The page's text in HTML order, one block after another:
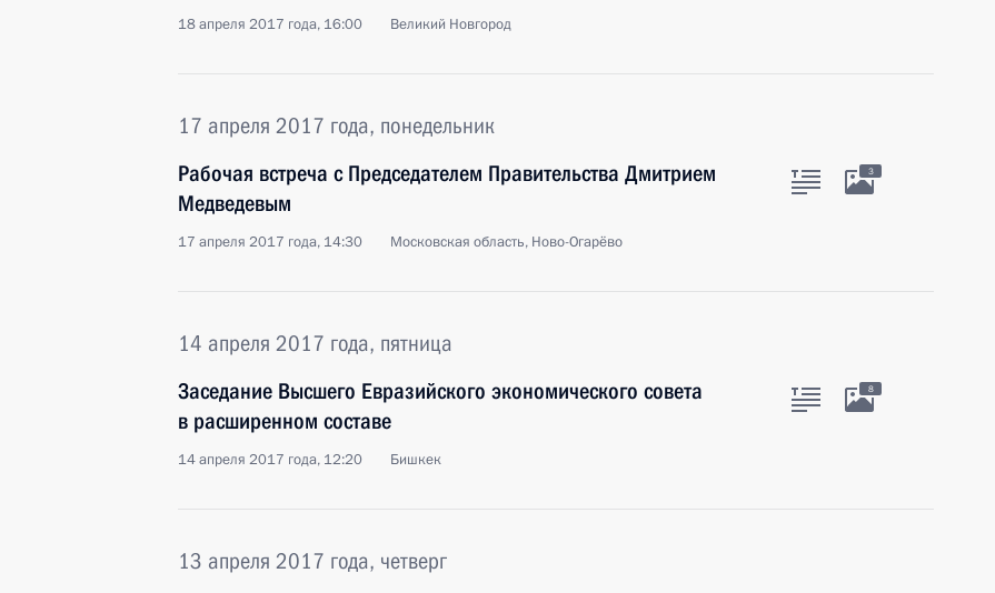
18 апреля 2017 года, 16:00 Великий Новгород
17 апреля 2017 года, понедельник
Рабочая встреча с Председателем Правительства Дмитрием
Медведевым
17 апреля 2017 года, 14:30 Московская область, Ново-Огарёво
3
14 апреля 2017 года, пятница
Заседание Высшего Евразийского экономического совета
в расширенном составе
14 апреля 2017 года, 12:20 Бишкек
8
13 апреля 2017 года, четверг